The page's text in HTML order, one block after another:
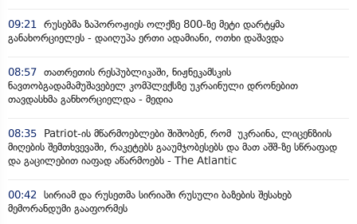
09:21
რუსებმა ზაპოროჟიეს ოლქზე 800-ზე მეტი დარტყმა
განახორციელეს - დაიღუპა ერთი ადამიანი, ოთხი დაშავდა
08:57 თათრეთის რესპუბლიკაში, ნიჟნეკამსკის
ნავთობგადამამუშავებელ კომპლექსზე უკრაინული დრონებით
თავდასხმა განხორციელდა - მედია
08:35
Patriot-ის მწარმოებლები შიშობენ, რომ უკრაინა, ლიცენზიის
მიღების შემთხვევაში, რაკეტებს გააუმჯობესებს და მათ აშშ-ზე სწრაფად
და გაცილებით იაფად აწარმოებს - The Atlantic
00:42
სირიამ და რუსეთმა სირიაში რუსული ბაზების შესახებ
მემორანდუმი გააფორმეს